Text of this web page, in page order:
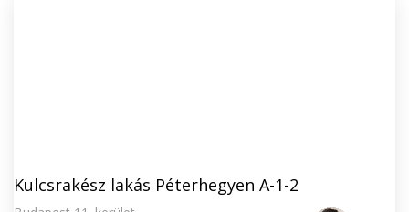
Kulcsrakész lakás Péterhegyen A-1-2